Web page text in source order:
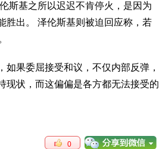
斯基之所以迟迟不肯停火，是因为
胜出。 泽伦斯基则被迫回应称，若
果委屈接受和议，不仅内部反弹，
现状，而这偏偏是各方都无法接受的
0